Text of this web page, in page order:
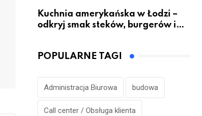
Kuchnia amerykańska w Łodzi –
odkryj smak steków, burgerów i
POPULARNE TAGI
Administracja Biurowa budowa
Call center / Obsługa klienta